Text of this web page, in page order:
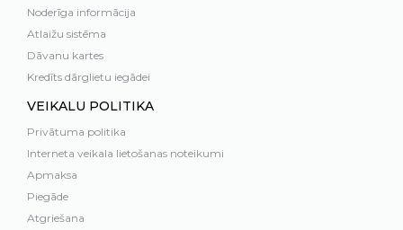
Noderīga informācija
Atlaižu sistēma
Dāvanu kartes
Kredīts dārglietu iegādei
VEIKALU POLITIKA
Privātuma politika
Interneta veikala lietošanas noteikumi
Apmaksa
Piegāde
Atgriešana